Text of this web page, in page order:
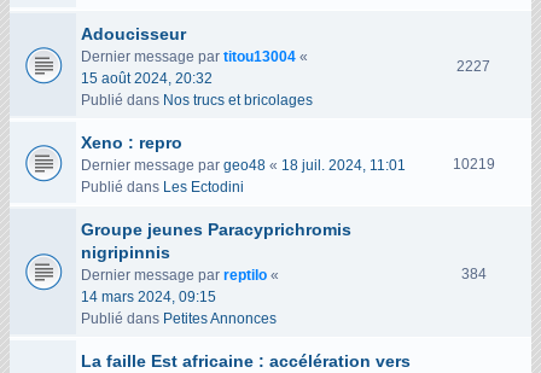
Adoucisseur
Dernier message par titou13004 «
15 août 2024, 20:32
Publié dans Nos trucs et bricolages
2227
Xeno : repro
Dernier message par geo48 « 18 juil. 2024, 11:01
Publié dans Les Ectodini
10219V
Groupe jeunes Paracyprichromis
nigripinnis
Dernier message par reptilo «
14 mars 2024, 09:15
Publié dans Petites Annonces
384V
La faille Est africaine : accélération vers